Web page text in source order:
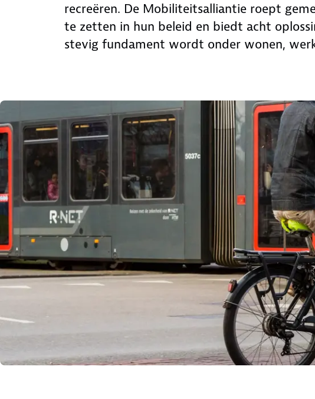
recreëren. De Mobiliteitsalliantie roept
te zetten in hun beleid en biedt acht
stevig fundament wordt onder wonen,